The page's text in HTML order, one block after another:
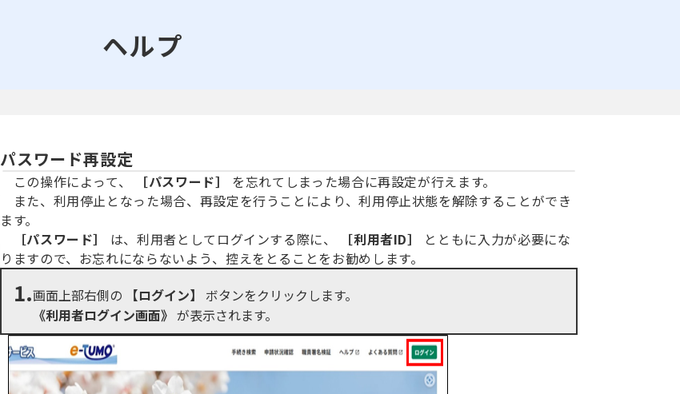
ヘルプ
パスワード再設定
この操作によって、 ［パスワード］
を忘れてしまった場合に再設定が行えます。
また、利用停止となった場合、再設定を行うことにより、利用停止状態を解除することができ
ます。
［パスワード］
は、利用者としてログインする際に、 ［利用者ID］
とともに入力が必要にな
りますので、お忘れにならないよう、控えをとることをお勧めします。
1.画面上部右側の 【ログイン】
ボタンをクリックします。
《利用者ログイン画面》 が表示されます。